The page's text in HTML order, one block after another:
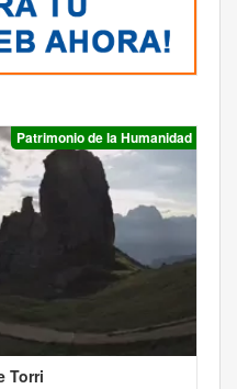
Patrimonio de la Humanidad
Torri